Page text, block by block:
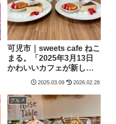
可児市｜sweets cafe ねこ
まる。「2025年3月13日
かわいいカフェが新しく
オープン！」
2025.03.09 2026.02.28
グルメ